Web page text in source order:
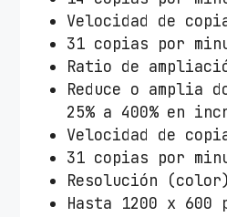
Velocidad de
31 copias por
Ratio de
Reduce o amplia
25% a 400% en
Velocidad de copia
31 copias por
Resolución (color)
Hasta 1200 x 600